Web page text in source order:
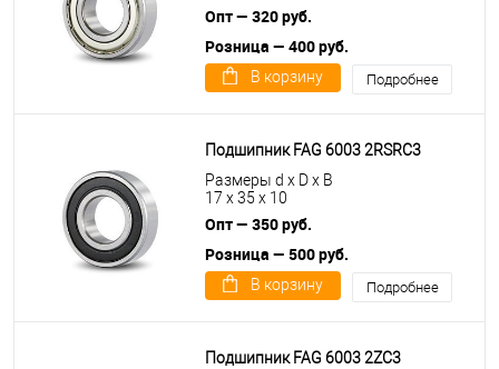
Опт — 320 руб.
Розница — 400 руб.
В корзину Подробнее
Подшипник FAG 6003 2RSRC3
Размеры d x D x B
17 x 35 x 10
Опт — 350 руб.
Розница — 500 руб.
В корзину Подробнее
Подшипник FAG 6003 2ZC3